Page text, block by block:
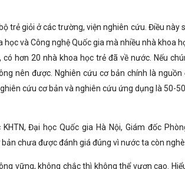
trẻ giỏi ở các trường, viện nghiên cứu. Điều này
và Công nghệ Quốc gia mà nhiều nhà khoa
hơn 20 nhà khoa học trẻ đã về nước. Nếu
nên được. Nghiên cứu cơ bản chính là nguồn
cứu cơ bản và nghiên cứu ứng dụng là 50-
Đại học Quốc gia Hà Nội, Giám đốc
chưa được đánh giá đúng vì nước ta còn
vững, không chắc thì không thể vươn cao.